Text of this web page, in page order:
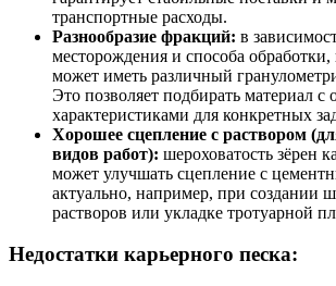
транспортные расходы.
Разнообразие фракций: в
месторождения и способа
может иметь различный
Это позволяет подбирать материал
характеристиками для конкретных
Хорошее сцепление с раствором
видов работ): шероховатость зёрен
может улучшать сцепление с
актуально, например, при создании
растворов или укладке тротуарной
Недостатки карьерного песка: